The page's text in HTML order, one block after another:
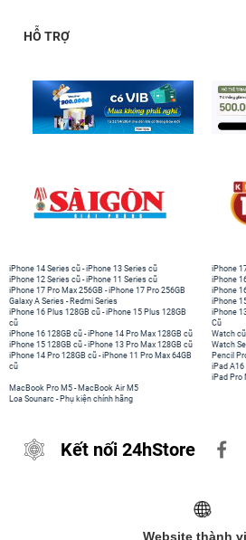
HỖ TRỢ
iPhone 14 Series cũ -iPhone 13 Series cũ
iPhone 12 Series cũ -iPhone 11 Series cũ
iPhone 17 Pro Max 256GB -iPhone 17 Pro 256GB
Galaxy A Series - Redmi Series
iPhone
iPhone
iPhone
iPhone
iPhone 16 Plus 128GB cũ -iPhone 15 Plus 128GB
cũ
iPhone 16 128GB cũ -iPhone 14 Pro Max 128GB cũ
iPhone 15 128GB cũ -iPhone 13 Pro Max 128GB cũ
iPhone 14 Pro 128GB cũ -iPhone 11 Pro Max 64GB
cũ
iPhone
Cũ
Watch cũ
Watch
Pencil
iPad A16
iPad Pro
MacBook Pro M5 - MacBook Air M5
Loa Sounarc - Phụ kiện chính hãng
Kết nối 24hStore
Website thành